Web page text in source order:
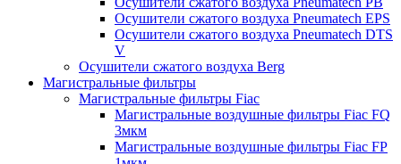
Осушители сжатого воздуха Pneumatech EPS
Осушители сжатого воздуха Pneumatech DTS
V
Осушители сжатого воздуха Berg
Магистральные фильтры
Магистральные фильтры Fiac
Магистральные воздушные фильтры Fiac FQ
3мкм
Магистральные воздушные фильтры Fiac FP